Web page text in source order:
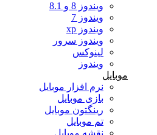
ویندوز 8 و 8.1
ویندوز 7
ویندوز xp
ویندوز سرور
لینوکس
ویندوز
نرم افزار موبایل
بازی موبایل
رینگتون موبایل
تم موبایل
نقشه موبایل